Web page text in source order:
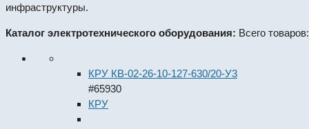
инфраструктуры.
Каталог электротехнического оборудования: Всего
КРУ КВ-02-26-10-127-630/20-У3
#65930
КРУ